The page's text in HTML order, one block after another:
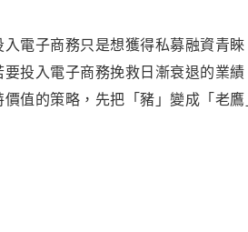
入電子商務只是想獲得私募融資青睞
要投入電子商務挽救日漸衰退的業績
價值的策略 ， 先把 「豬 」 變成 「 老鷹